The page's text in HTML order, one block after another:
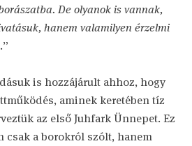
De olyanok is vannak,
hanem valamilyen érzelmi
.”
is hozzájárult ahhoz, hogy
aminek keretében tíz
az első Juhfark Ünnepet. Ez
csak a borokról szólt, hanem